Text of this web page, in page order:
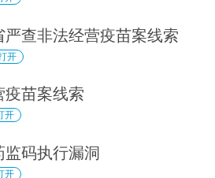
查非法经营疫苗案线索
开
疫苗案线索
开
码执行漏洞
开